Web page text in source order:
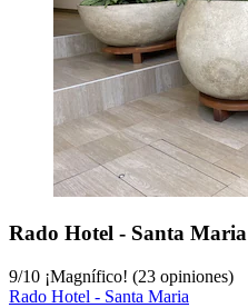
Rado Hotel - Santa Maria
9/10 ¡Magnífico! (23 opiniones)
Rado Hotel - Santa Maria